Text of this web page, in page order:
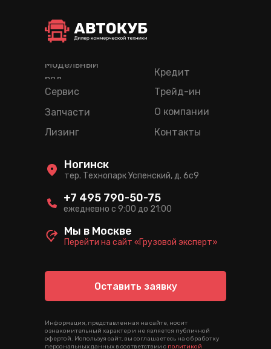
Лизинг
Кредит
Трейд-ин
Модельный
ряд
Сервис
Запчасти
О компании
Контакты
Оставить заявку
Информация, представленная на сайте, носит
ознакомительный характер и не является публичной
офертой. Используя сайт, вы соглашаетесь на обработку
персональных данных в соответствии с политикой
тер. Технопарк Успенский, д. 6c9
Ногинск
ежедневно с 9:00 до 21:00
+7 495 790-50-75
Перейти на сайт «Грузовой эксперт»
Мы в Москве